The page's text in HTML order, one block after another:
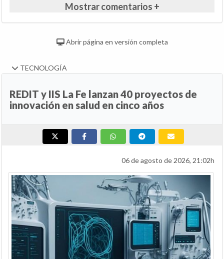
Mostrar comentarios +
Abrir página en versión completa
TECNOLOGÍA
REDIT y IIS La Fe lanzan 40 proyectos de
innovación en salud en cinco años
06 de agosto de 2026, 21:02h